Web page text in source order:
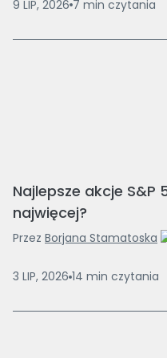
9 LIP, 2026 7 min czytania
Najlepsze akcje S&P
najwięcej?
Przez Borjana Stamatoska
3 LIP, 2026 14 min czytania